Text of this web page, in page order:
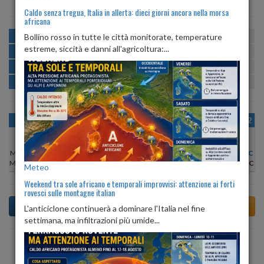
MATTINA min:24º max:30º U:71%
POMERIGGIO min:30º max:33º
SERA min: 25º max:32º U:84%-90%
NOTTE min:24º max:25º U:88%
OGGI
Min:
31°C
Max:33°C
VEN 07
Min:
30°C
Max:34°C
SAB 08
Min:31°C
Max:34°C
DOM 09
Min:31°C
Max:34°C
LUN 10
Min:
30°C
Max:34°C
MAR 11
Min:30°C
Max:33°C
MER 12
Min:
30°C
Max:34°C
Previsioni del Tempo a Taviano tra 5 giorni
Caldo senza tregua, Italia in allerta: dieci giorni ancora nella morsa
africana
Bollino rosso in tutte le città monitorate, temperature
estreme, siccità e danni all'agricoltura:...
Meteo
Weekend tra sole africano e temporali improvvisi: attenzione ai forti
rovesci sulle montagne italian
L'anticiclone continuerà a dominare l'Italia nel fine
settimana, ma infiltrazioni più umide...